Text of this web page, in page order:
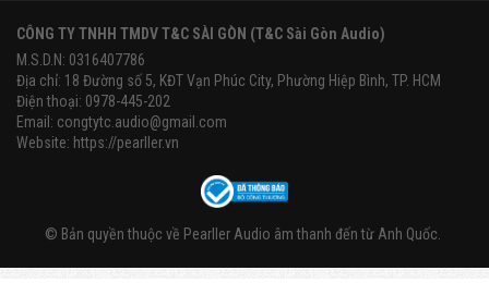
CÔNG TY TNHH TMDV T&C SÀI GÒN (T&C Sài Gòn Audio)
M.S.D.N: 0316407786
Địa chỉ: 18 Đường số 5, KĐT Vạn Phúc City, Phường Hiệp Bình, TP. HCM
Điện thoại: 0978-445-202
Email: congtytc.audio@gmail.com
Website: https://pearller.vn
© Bản quyền thuộc về Pearller Audio âm thanh đến từ Anh Quốc